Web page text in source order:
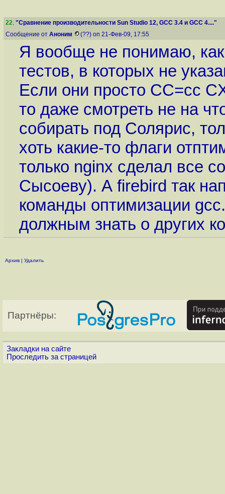
22. "Сравнение производительности Sun Studio 12, GCC 3.4 и GCC 4...."
Сообщение от Аноним (??) on 21-Фев-09, 17:55
Я вообще не понимаю,
тестов, в которых не
Если они просто CC=cc
то даже смотреть не на
собирать под Солярис,
хоть какие-то флаги
только nginx сделал все
Сысоеву). А firebird так
команды оптимизации
должным знать о других
Архив | Удалить
Партнёры:
Закладки на сайте
Проследить за страницей